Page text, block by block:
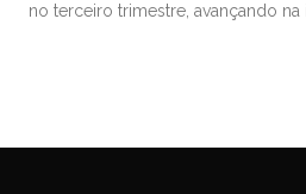
no terceiro trimestre, avançando